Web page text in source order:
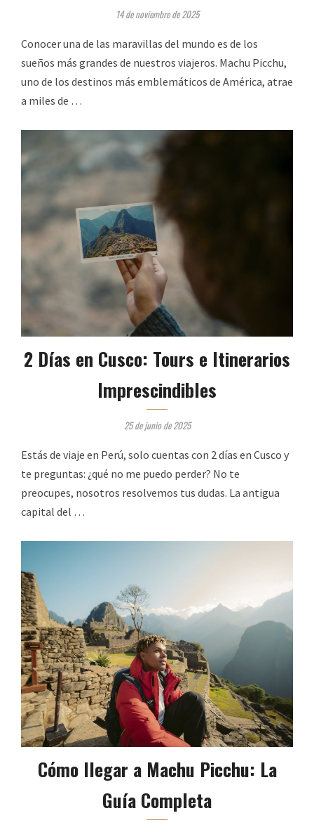
14 de noviembre de 2025
Conocer una de las maravillas del mundo es de los
sueños más grandes de nuestros viajeros. Machu Picchu,
uno de los destinos más emblemáticos de América, atrae
a miles de …
2 Días en Cusco: Tours e Itinerarios
Imprescindibles
25 de junio de 2025
Estás de viaje en Perú, solo cuentas con 2 días en Cusco y
te preguntas: ¿qué no me puedo perder? No te
preocupes, nosotros resolvemos tus dudas. La antigua
capital del …
Cómo llegar a Machu Picchu: La
Guía Completa